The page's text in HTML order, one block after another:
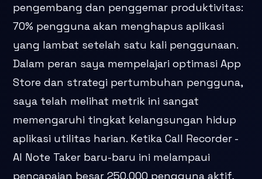
pengembang dan penggemar produktivitas:
70% pengguna akan menghapus aplikasi
yang lambat setelah satu kali penggunaan.
Dalam peran saya mempelajari optimasi App
Store dan strategi pertumbuhan pengguna,
saya telah melihat metrik ini sangat
memengaruhi tingkat kelangsungan hidup
aplikasi utilitas harian. Ketika Call Recorder -
AI Note Taker baru-baru ini melampaui
pencapaian besar 250.000 pengguna aktif,